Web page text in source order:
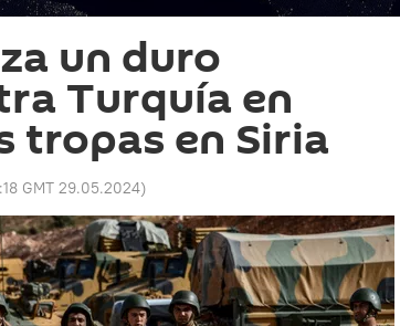
un duro
Turquía en
tropas en Siria
GMT 29.05.2024)